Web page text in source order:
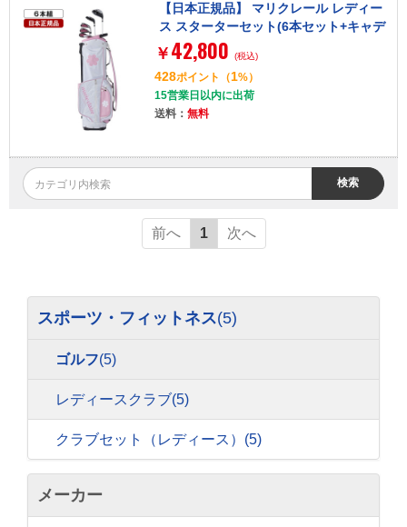
【日本正規品】 マリクレール レディー
ス スターターセット(6本セット+キャデ
ィバッグ)
￥ 42,800 (税込)
428ポイント （1%）
15営業日以内に出荷
送料： 無料
検索
前へ 1 次へ
スポーツ・フィットネス(5)
ゴルフ(5)
レディースクラブ(5)
クラブセット（レディース） (5)
メーカー